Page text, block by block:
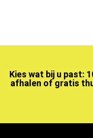
Kies wat bij u past:
afhalen of gratis